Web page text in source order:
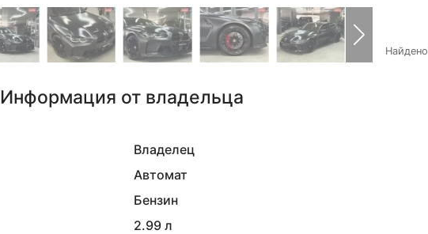
Найдено
Информация от владельца
Владелец
Автомат
Бензин
2.99 л